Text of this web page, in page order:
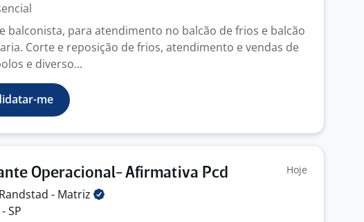
balconista, para atendimento no balcão de frios e balcão
Corte e reposição de frios, atendimento e vendas de
e diverso...
me
Operacional- Afirmativa Pcd Hoje
Randstad - Matriz
SP